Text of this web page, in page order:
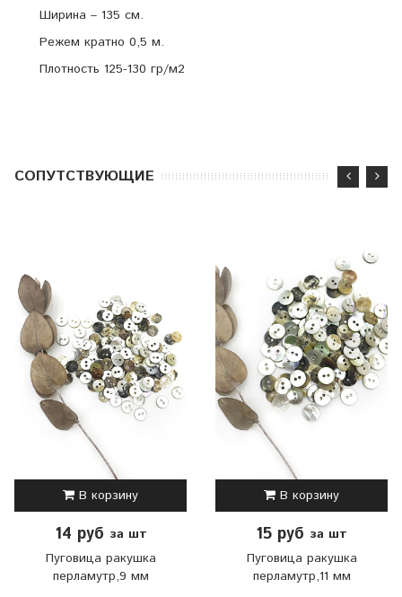
Ширина – 135 см.
Режем кратно 0,5 м.
Плотность 125-130 гр/м2
CОПУТСТВУЮЩИЕ
В корзину
14 руб за шт
Пуговица ракушка
перламутр,9 мм
В корзину
15 руб за шт
Пуговица ракушка
перламутр,11 мм